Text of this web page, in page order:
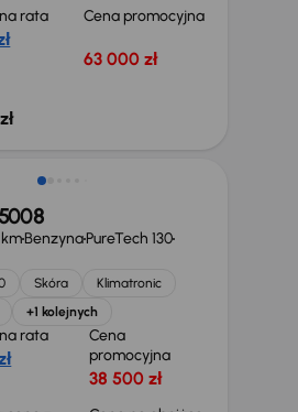
rata Cena promocyjna
63 000 zł
zł
kmBenzynaPureTech 130
Skóra
Klimatronic
+1 kolejnych
rata
Cena
promocyjna
38 500 zł